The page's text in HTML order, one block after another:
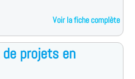
Voir la fiche complète
projets en